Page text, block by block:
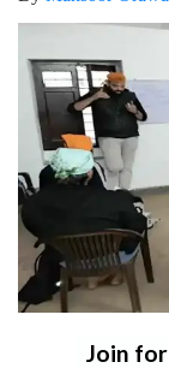
Join